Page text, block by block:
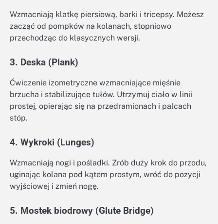
Wzmacniają klatkę piersiową, barki i tricepsy. Możesz
zacząć od pompków na kolanach, stopniowo
przechodząc do klasycznych wersji.
3. Deska (Plank)
Ćwiczenie izometryczne wzmacniające mięśnie
brzucha i stabilizujące tułów. Utrzymuj ciało w linii
prostej, opierając się na przedramionach i palcach
stóp.
4. Wykroki (Lunges)
Wzmacniają nogi i pośladki. Zrób duży krok do przodu,
uginając kolana pod kątem prostym, wróć do pozycji
wyjściowej i zmień nogę.
5. Mostek biodrowy (Glute Bridge)